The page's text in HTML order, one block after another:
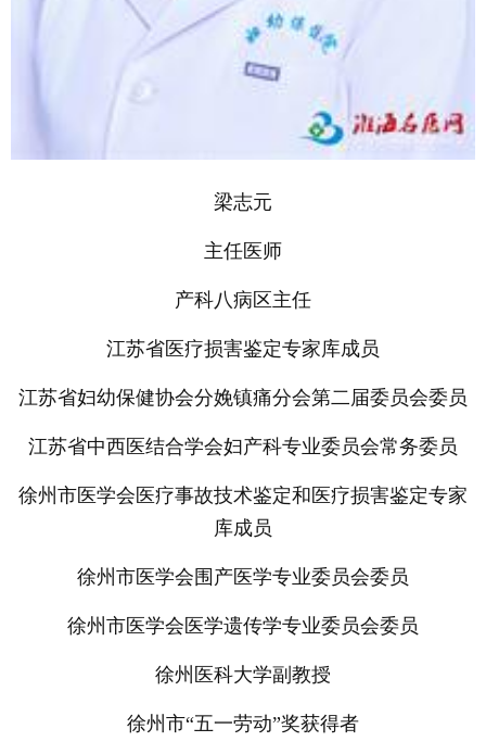
梁志元
主任医师
产科八病区主任
江苏省医疗损害鉴定专家库成员
江苏省妇幼保健协会分娩镇痛分会第二届委员会委员
江苏省中西医结合学会妇产科专业委员会常务委员
徐州市医学会医疗事故技术鉴定和医疗损害鉴定专家
库成员
徐州市医学会围产医学专业委员会委员
徐州市医学会医学遗传学专业委员会委员
徐州医科大学副教授
徐州市“五一劳动”奖获得者